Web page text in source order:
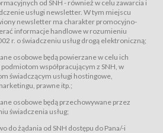
o których mowa w ust. 2 pkt. 4 i 5 poniżej, których
odrębne regulaminy,
danych osobowych Usługobiorców
w rozumieniu ustawy z dnia 18 lipca
drogą elektroniczną (Dz.U. z 2002 r., Nr 144, poz.
świadczone są nieodpłatnie.
i odczytywania przez Usługobiorców materiałów
konta użytkownika w Serwisie,
odległość umów nabycia Karnetów i Biletów,
od SNH - również w celu zawarcia i
usługi newsletter. W tym miejscu
newsletter ma charakter promocyjno-
informacje handlowe w rozumieniu
r. o świadczeniu usług drogą elektroniczną;
osobowe będą powierzane w celu ich
współpracującym z SNH, w
świadczącym usługi hostingowe,
prawne itp.;
osobowe będą przechowywane przez
świadczenia usług;
do żądania od SNH dostępu do Pana/-i